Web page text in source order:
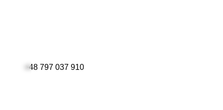
+48 797 037 910